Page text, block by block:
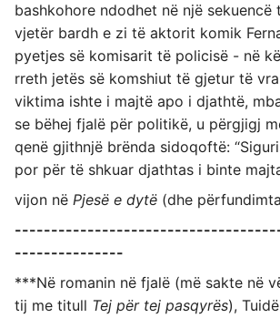
bashkohore ndodhet në një sekuencë
vjetër bardh e zi të aktorit komik
pyetjes së komisarit të policisë - në
rreth jetës së komshiut të gjetur të
viktima ishte i majtë apo i djathtë,
se bëhej fjalë për politikë, u përgjigj
qenë gjithnjë brënda sidoqoftë:
por për të shkuar djathtas i binte
vijon në Pjesë e dytë (dhe
---------------
***Në romanin në fjalë (më sakte në
tij me titull Tej për tej pasqyrës),